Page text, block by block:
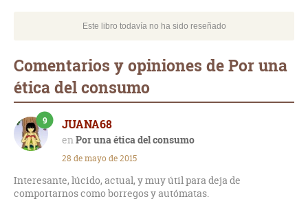
Este libro todavía no ha sido reseñado
Comentarios y opiniones de Por una
ética del consumo
JUANA68
Por una ética del consumo
9
28 de mayo de 2015
Interesante, lúcido, actual, y muy útil para deja de
comportarnos como borregos y autómatas.